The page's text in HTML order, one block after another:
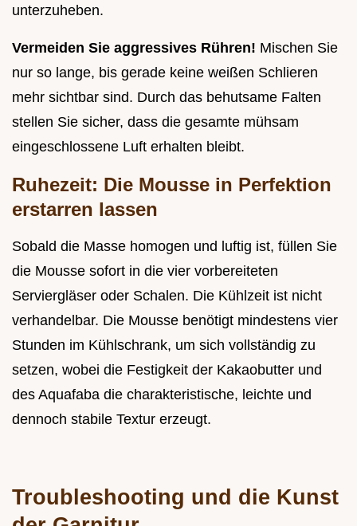
unterzuheben.
Vermeiden Sie aggressives Rühren! Mischen Sie
nur so lange, bis gerade keine weißen Schlieren
mehr sichtbar sind. Durch das behutsame Falten
stellen Sie sicher, dass die gesamte mühsam
eingeschlossene Luft erhalten bleibt.
Ruhezeit: Die Mousse in Perfektion
erstarren lassen
Sobald die Masse homogen und luftig ist, füllen Sie
die Mousse sofort in die vier vorbereiteten
Serviergläser oder Schalen. Die Kühlzeit ist nicht
verhandelbar. Die Mousse benötigt mindestens vier
Stunden im Kühlschrank, um sich vollständig zu
setzen, wobei die Festigkeit der Kakaobutter und
des Aquafaba die charakteristische, leichte und
dennoch stabile Textur erzeugt.
Troubleshooting und die Kunst